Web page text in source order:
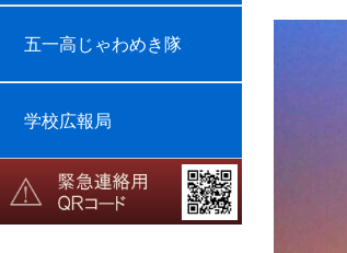
五一高じゃわめき隊
学校広報局